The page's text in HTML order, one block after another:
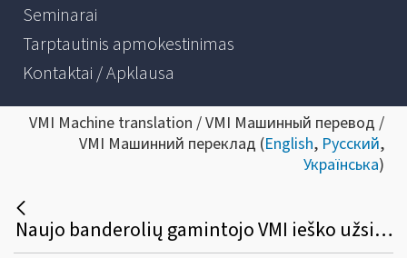
Seminarai
Tarptautinis apmokestinimas
Kontaktai / Apklausa
VMI Machine translation / VMI Машинный перевод /
VMI Машинний переклад (English, Русский,
Українська)
Naujo banderolių gamintojo VMI ieško užsienyje